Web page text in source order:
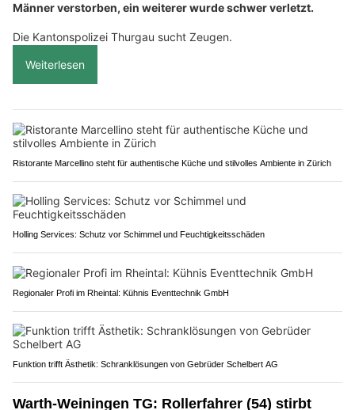
Männer verstorben, ein weiterer wurde schwer verletzt.
Die Kantonspolizei Thurgau sucht Zeugen.
Weiterlesen
Ristorante Marcellino steht für authentische Küche und stilvolles Ambiente in Zürich
Holling Services: Schutz vor Schimmel und Feuchtigkeitsschäden
Regionaler Profi im Rheintal: Kühnis Eventtechnik GmbH
Funktion trifft Ästhetik: Schranklösungen von Gebrüder Schelbert AG
Warth-Weiningen TG: Rollerfahrer (54) stirbt